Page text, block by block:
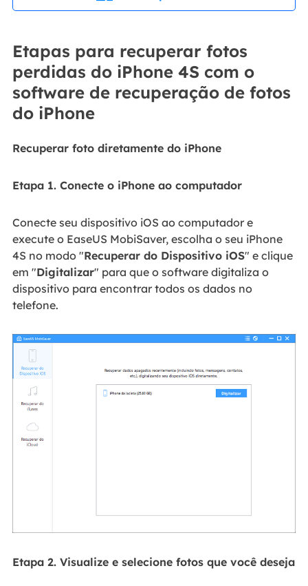
Etapas para recuperar fotos
perdidas do iPhone 4S com o
software de recuperação de fotos
do iPhone
Recuperar foto diretamente do iPhone
Etapa 1. Conecte o iPhone ao computador
Conecte seu dispositivo iOS ao computador e
execute o EaseUS MobiSaver, escolha o seu iPhone
4S no modo "Recuperar do Dispositivo iOS" e clique
em "Digitalizar" para que o software digitaliza o
dispositivo para encontrar todos os dados no
telefone.
Etapa 2. Visualize e selecione fotos que você deseja